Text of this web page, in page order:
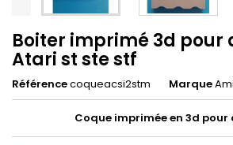
Boiter imprimé 3d pour
Atari st ste stf
Référencecoqueacsi2stm Marque
Coque imprimée en 3d pour